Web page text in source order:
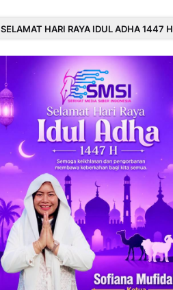
SELAMAT HARI RAYA IDUL ADHA 1447 H